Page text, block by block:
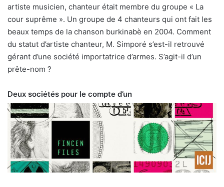
artiste musicien, chanteur était membre du groupe « La
cour suprême ». Un groupe de 4 chanteurs qui ont fait les
beaux temps de la chanson burkinabè en 2004. Comment
du statut d’artiste chanteur, M. Simporé s’est-il retrouvé
gérant d’une société importatrice d’armes. S’agit-il d’un
prête-nom ?
Deux sociétés pour le compte d’un